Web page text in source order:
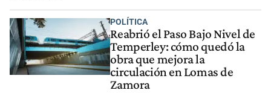
POLÍTICA
Reabrió el Paso Bajo Nivel de
Temperley: cómo quedó la
obra que mejora la
circulación en Lomas de
Zamora